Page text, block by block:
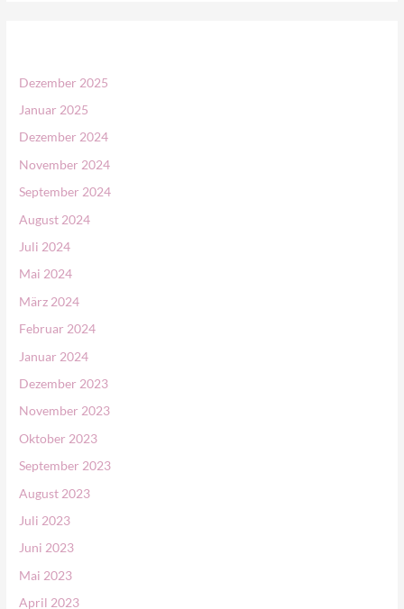
n
n
a
Dezember 2025
Januar 2025
Dezember 2024
November 2024
September 2024
August 2024
Juli 2024
Mai 2024
März 2024
Februar 2024
Januar 2024
Dezember 2023
November 2023
Oktober 2023
September 2023
August 2023
Juli 2023
Juni 2023
Mai 2023
April 2023